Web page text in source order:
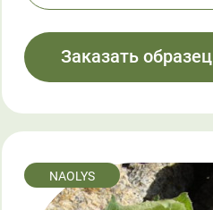
Заказать образец
NAOLYS